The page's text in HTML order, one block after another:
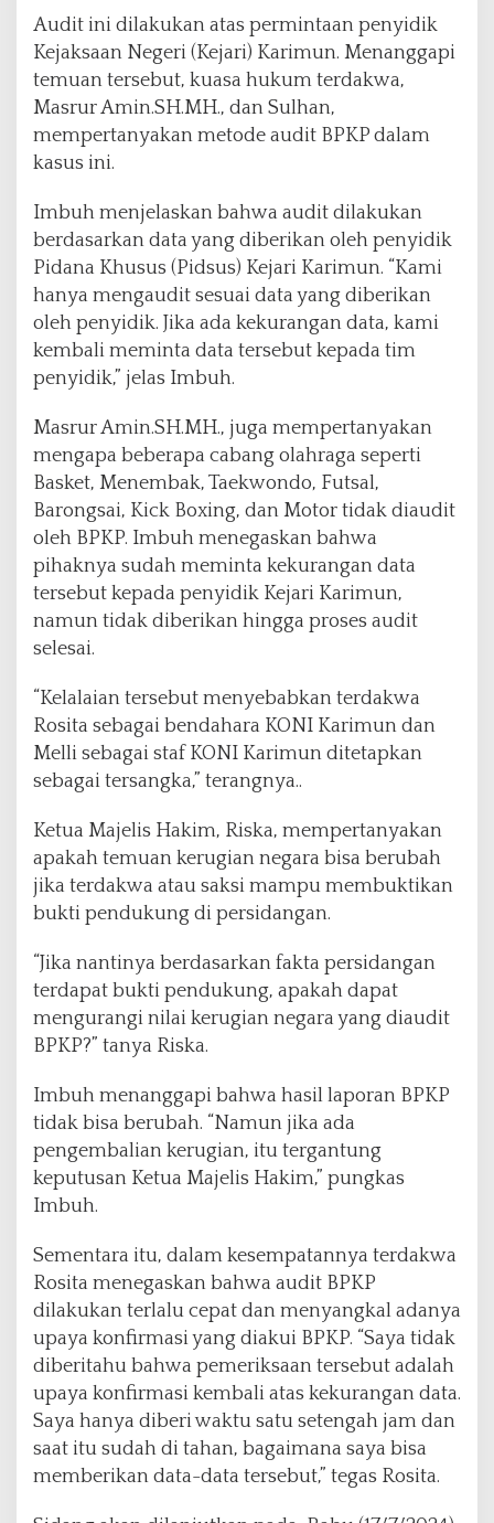
a
n
a
H
a
O
N
I
K
a
r
i
m
u
Audit ini dilakukan atas permintaan penyidik
Kejaksaan Negeri (Kejari) Karimun. Menanggapi
temuan tersebut, kuasa hukum terdakwa,
Masrur Amin.SH.MH., dan Sulhan,
mempertanyakan metode audit BPKP dalam
kasus ini.
Imbuh menjelaskan bahwa audit dilakukan
berdasarkan data yang diberikan oleh penyidik
Pidana Khusus (Pidsus) Kejari Karimun. “Kami
hanya mengaudit sesuai data yang diberikan
oleh penyidik. Jika ada kekurangan data, kami
kembali meminta data tersebut kepada tim
penyidik,” jelas Imbuh.
Masrur Amin.SH.MH., juga mempertanyakan
mengapa beberapa cabang olahraga seperti
Basket, Menembak, Taekwondo, Futsal,
Barongsai, Kick Boxing, dan Motor tidak diaudit
oleh BPKP. Imbuh menegaskan bahwa
pihaknya sudah meminta kekurangan data
tersebut kepada penyidik Kejari Karimun,
namun tidak diberikan hingga proses audit
selesai.
“Kelalaian tersebut menyebabkan terdakwa
Rosita sebagai bendahara KONI Karimun dan
Melli sebagai staf KONI Karimun ditetapkan
sebagai tersangka,” terangnya..
Ketua Majelis Hakim, Riska, mempertanyakan
apakah temuan kerugian negara bisa berubah
jika terdakwa atau saksi mampu membuktikan
bukti pendukung di persidangan.
“Jika nantinya berdasarkan fakta persidangan
terdapat bukti pendukung, apakah dapat
mengurangi nilai kerugian negara yang diaudit
BPKP?” tanya Riska.
Imbuh menanggapi bahwa hasil laporan BPKP
tidak bisa berubah. “Namun jika ada
pengembalian kerugian, itu tergantung
keputusan Ketua Majelis Hakim,” pungkas
Imbuh.
Sementara itu, dalam kesempatannya terdakwa
Rosita menegaskan bahwa audit BPKP
dilakukan terlalu cepat dan menyangkal adanya
upaya konfirmasi yang diakui BPKP. “Saya tidak
diberitahu bahwa pemeriksaan tersebut adalah
upaya konfirmasi kembali atas kekurangan data.
Saya hanya diberi waktu satu setengah jam dan
saat itu sudah di tahan, bagaimana saya bisa
memberikan data-data tersebut,” tegas Rosita.